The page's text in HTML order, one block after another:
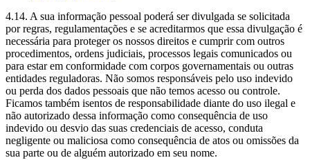
4.14. A sua informação pessoal poderá ser divulgada se solicitada
por regras, regulamentações e se acreditarmos que essa divulgação é
necessária para proteger os nossos direitos e cumprir com outros
procedimentos, ordens judiciais, processos legais comunicados ou
para estar em conformidade com corpos governamentais ou outras
entidades reguladoras. Não somos responsáveis pelo uso indevido
ou perda dos dados pessoais que não temos acesso ou controle.
Ficamos também isentos de responsabilidade diante do uso ilegal e
não autorizado dessa informação como consequência de uso
indevido ou desvio das suas credenciais de acesso, conduta
negligente ou maliciosa como consequência de atos ou omissões da
sua parte ou de alguém autorizado em seu nome.